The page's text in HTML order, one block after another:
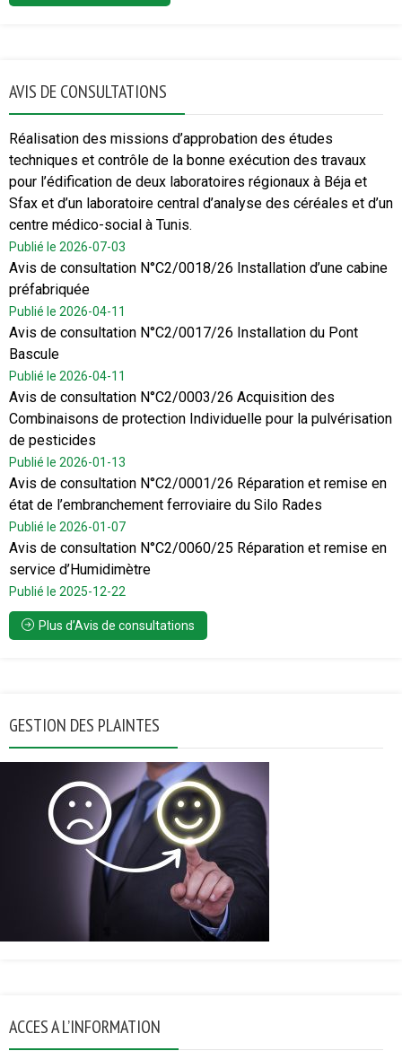
AVIS DE CONSULTATIONS
Réalisation des missions d’approbation des études
techniques et contrôle de la bonne exécution des travaux
pour l’édification de deux laboratoires régionaux à Béja et
Sfax et d’un laboratoire central d’analyse des céréales et d’un
centre médico-social à Tunis.
Publié le 2026-07-03
Avis de consultation N°C2/0018/26 Installation d’une cabine
préfabriquée
Publié le 2026-04-11
Avis de consultation N°C2/0017/26 Installation du Pont
Bascule
Publié le 2026-04-11
Avis de consultation N°C2/0003/26 Acquisition des
Combinaisons de protection Individuelle pour la pulvérisation
de pesticides
Publié le 2026-01-13
Avis de consultation N°C2/0001/26 Réparation et remise en
état de l’embranchement ferroviaire du Silo Rades
Publié le 2026-01-07
Avis de consultation N°C2/0060/25 Réparation et remise en
service d’Humidimètre
Publié le 2025-12-22
Plus d’Avis de consultations
GESTION DES PLAINTES
ACCES A L’INFORMATION